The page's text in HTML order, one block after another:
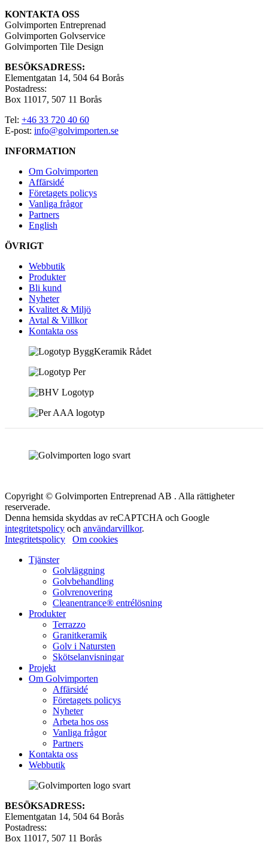
KONTAKTA OSS
Golvimporten Entreprenad
Golvimporten Golvservice
Golvimporten Tile Design
BESÖKSADRESS:
Elementgatan 14, 504 64 Borås
Postadress:
Box 11017, 507 11 Borås
Tel: +46 33 720 40 60
E-post: info@golvimporten.se
INFORMATION
Om Golvimporten
Affärsidé
Företagets policys
Vanliga frågor
Partners
English
ÖVRIGT
Webbutik
Produkter
Bli kund
Nyheter
Kvalitet & Miljö
Avtal & Villkor
Kontakta oss
Copyright © Golvimporten Entreprenad AB . Alla rättigheter
reserverade.
Denna hemsida skyddas av reCAPTCHA och Google
integritetspolicy och användarvillkor.
Integritetspolicy
Om cookies
Tjänster
Golvläggning
Golvbehandling
Golvrenovering
Cleanentrance® entrélösning
Produkter
Terrazzo
Granitkeramik
Golv i Natursten
Skötselanvisningar
Projekt
Om Golvimporten
Affärsidé
Företagets policys
Nyheter
Arbeta hos oss
Vanliga frågor
Partners
Kontakta oss
Webbutik
BESÖKSADRESS:
Elementgatan 14, 504 64 Borås
Postadress:
Box 11017, 507 11 Borås